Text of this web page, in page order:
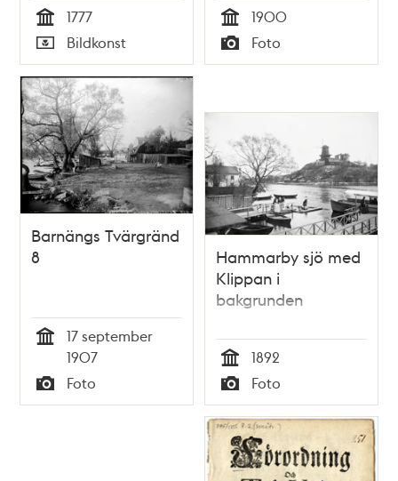
Tid
1777
Typ
Bildkonst Tid
1900
Typ
Foto
Barnängs Tvärgränd
8
17 september
1907
Typ
Foto
Hammarby sjö med
Klippan i
bakgrunden
Tid
1892
Typ
Foto